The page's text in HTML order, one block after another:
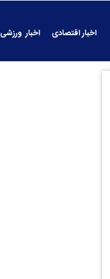
اخبار اقتصادی
اخبار ورزشی